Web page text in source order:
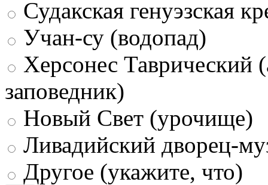
Судакская генуэзская
Учан-су (водопад)
Херсонес Таврический
заповедник)
Новый Свет (урочище)
Ливадийский дворец-
Другое (укажите, что)